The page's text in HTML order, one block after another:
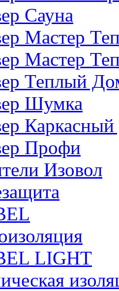
Сауна
Мастер
Мастер
Теплый
Шумка
Профи
Изовол
LIGHT